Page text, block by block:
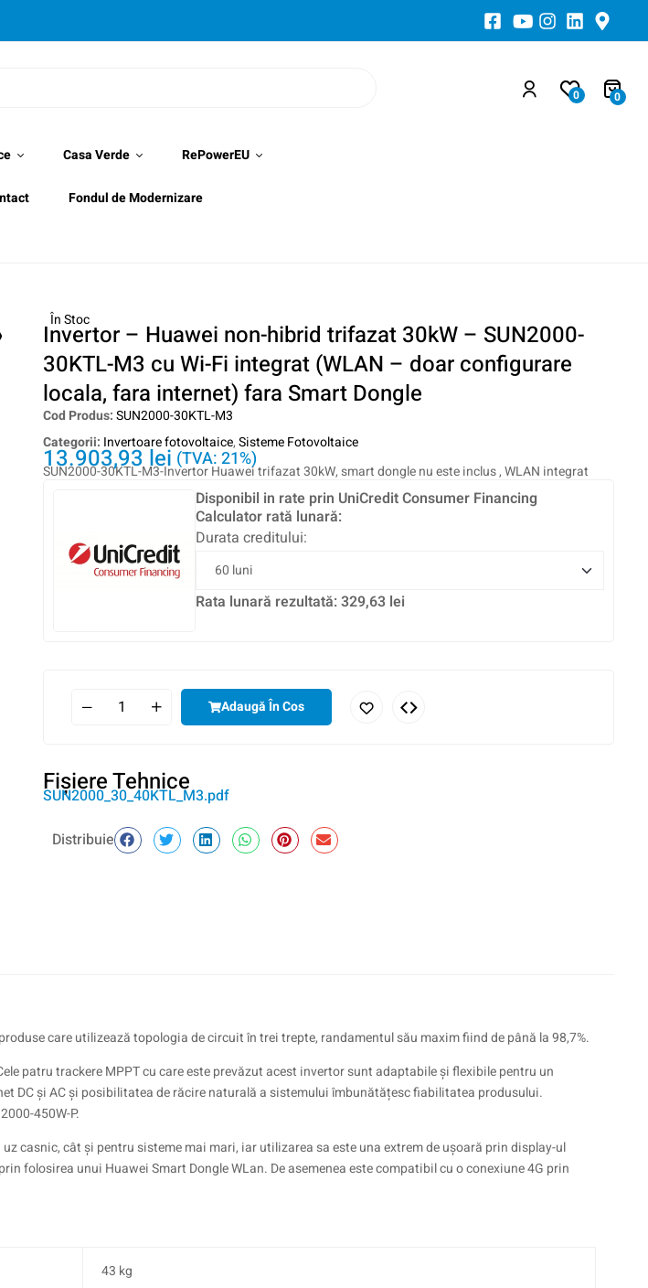
0 0
Casa Verde RePowerEU
Fondul de Modernizare
În Stoc
Invertor – Huawei non-hibrid trifazat 30kW – SUN2000-
30KTL-M3 cu Wi-Fi integrat (WLAN – doar configurare
locala, fara internet) fara Smart Dongle
Cod Produs:SUN2000-30KTL-M3
Categorii: Invertoare fotovoltaice,Sisteme Fotovoltaice
13.903,93lei (TVA: 21%)
SUN2000-30KTL-M3-Invertor Huawei trifazat 30kW, smart dongle nu este inclus , WLAN integrat
Disponibil in rate prin UniCredit Consumer Financing
Calculator rată lunară:
Durata creditului:
Rata lunară rezultată:329,63 lei
Adaugă În Cos
Fişiere Tehnice
SUN2000_30_40KTL_M3.pdf
Distribuie
care utilizează topologia de circuit în trei trepte, randamentul său maxim fiind de până la 98,7%.
patru trackere MPPT cu care este prevăzut acest invertor sunt adaptabile și flexibile pentru un
și AC și posibilitatea de răcire naturală a sistemului îmbunătățesc fiabilitatea produsului.
450W-P.
cât și pentru sisteme mai mari, iar utilizarea sa este una extrem de ușoară prin display-ul
folosirea unui Huawei Smart Dongle WLan. De asemenea este compatibil cu o conexiune 4G prin
43 kg